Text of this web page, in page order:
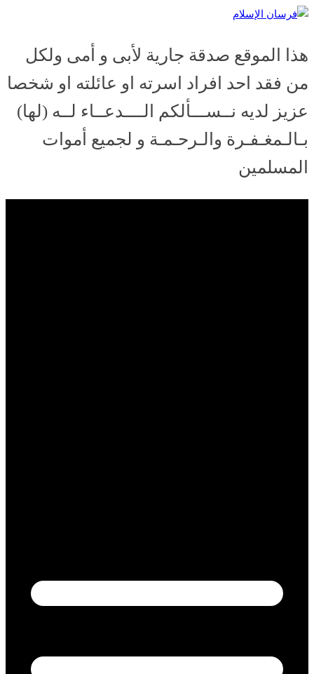
Skip
content
هذا الموقع صدقة جارية لأبى و أمى ولكل
من فقد احد افراد اسرته او عائلته او شخصا
عزيز لديه نــســـألكم الــــدعــاء لــه (لها)
بـالـمغـفـرة والـرحـمـة و لجميع أموات
المسلمين